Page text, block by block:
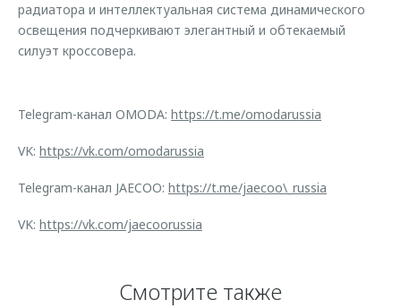
радиатора и интеллектуальная система динамического
освещения подчеркивают элегантный и обтекаемый
силуэт кроссовера.
Telegram-канал OMODA: https://t.me/omodarussia
VK: https://vk.com/omodarussia
Telegram-канал JAECOO: https://t.me/jaecoo\_russia
VK: https://vk.com/jaecoorussia
Смотрите также